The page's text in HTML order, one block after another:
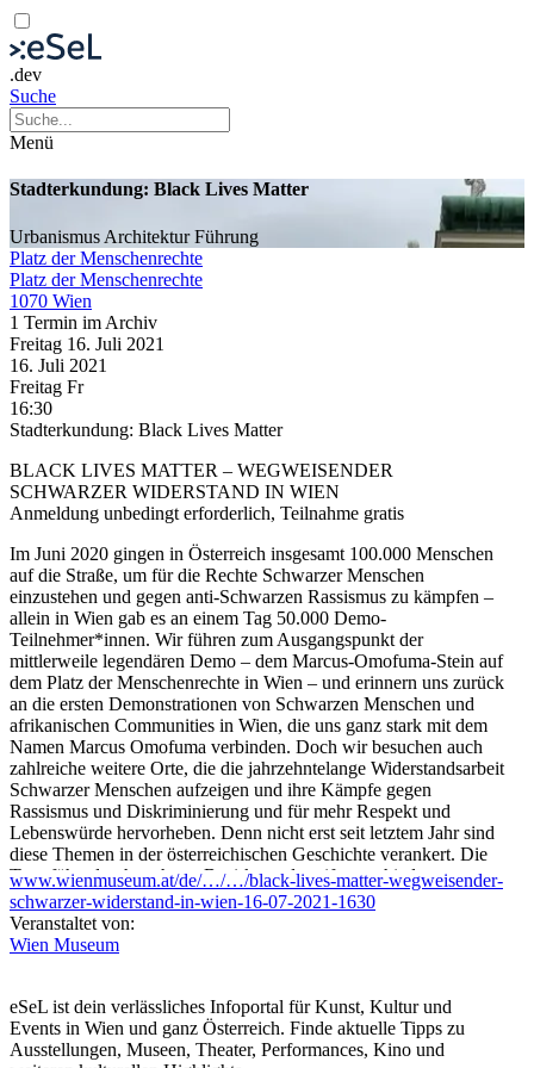
.dev
Suche
Menü
Stadterkundung: Black Lives Matter
Urbanismus ArchitekturFührung
Platz der Menschenrechte
Platz der Menschenrechte
1070 Wien
1 Termin im Archiv
Freitag 16. Juli 2021
16. Juli 2021
Freitag Fr
16:30
Stadterkundung: Black Lives Matter
BLACK LIVES MATTER – WEGWEISENDER
SCHWARZER WIDERSTAND IN WIEN
Anmeldung unbedingt erforderlich, Teilnahme gratis
Im Juni 2020 gingen in Österreich insgesamt 100.000 Menschen
auf die Straße, um für die Rechte Schwarzer Menschen
einzustehen und gegen anti-Schwarzen Rassismus zu kämpfen –
allein in Wien gab es an einem Tag 50.000 Demo-
Teilnehmer*innen. Wir führen zum Ausgangspunkt der
mittlerweile legendären Demo – dem Marcus-Omofuma-Stein auf
dem Platz der Menschenrechte in Wien – und erinnern uns zurück
an die ersten Demonstrationen von Schwarzen Menschen und
afrikanischen Communities in Wien, die uns ganz stark mit dem
Namen Marcus Omofuma verbinden. Doch wir besuchen auch
zahlreiche weitere Orte, die die jahrzehntelange Widerstandsarbeit
Schwarzer Menschen aufzeigen und ihre Kämpfe gegen
Rassismus und Diskriminierung und für mehr Respekt und
Lebenswürde hervorheben. Denn nicht erst seit letztem Jahr sind
diese Themen in der österreichischen Geschichte verankert. Die
Tour führt durch mehrere Bezirke und greift verschiedene
Aspekte und Methoden des Schwarzen Widerstands auf, die in
Wien seit Jahrzehnten zu finden sind.
Treffpunkt: 1070 Wien, Platz der Menschenrechte, Marcus-
Dauer: 2 Stunden
Beschränkte Teilnehmer*innenanzahl, Teilnahme gratis
simon INOU studierte in Duala (Kamerun) Soziologie und in
www.wienmuseum.at/de/…/…/black-lives-matter-wegweisender-
schwarzer-widerstand-in-wien-16-07-2021-1630
Veranstaltet von:
Wien Museum
eSeL ist dein verlässliches Infoportal für Kunst, Kultur und
Events in Wien und ganz Österreich. Finde aktuelle Tipps zu
Ausstellungen, Museen, Theater, Performances, Kino und